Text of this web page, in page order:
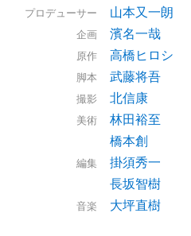
プロデューサー 山本又一朗
企画 濱名一哉
原作 高橋ヒロシ
脚本 武藤将吾
撮影 北信康
美術
林田裕至
橋本創
編集
掛須秀一
長坂智樹
音楽 大坪直樹